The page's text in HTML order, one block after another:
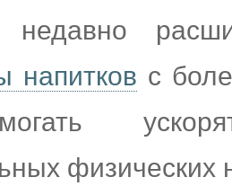
недавно
напитков с
физических